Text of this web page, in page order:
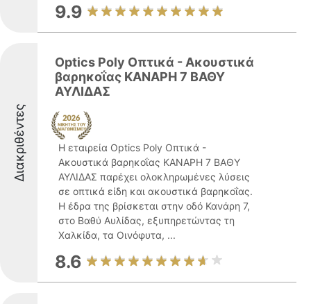
9.9
Διακριθέντες
Optics Poly Οπτικά - Ακουστικά
βαρηκοΐας ΚΑΝΑΡΗ 7 ΒΑΘΥ
ΑΥΛΙΔΑΣ
Η εταιρεία Optics Poly Οπτικά -
Ακουστικά βαρηκοΐας ΚΑΝΑΡΗ 7 ΒΑΘΥ
ΑΥΛΙΔΑΣ παρέχει ολοκληρωμένες λύσεις
σε οπτικά είδη και ακουστικά βαρηκοΐας.
Η έδρα της βρίσκεται στην οδό Κανάρη 7,
στο Βαθύ Αυλίδας, εξυπηρετώντας τη
Χαλκίδα, τα Οινόφυτα, ...
8.6